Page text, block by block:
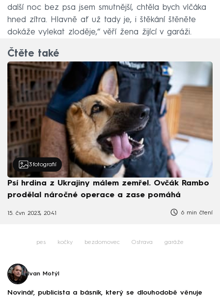
další noc bez psa jsem smutnější, chtěla bych vlčáka
hned zítra. Hlavně ať už tady je, i štěkání štěněte
dokáže vylekat zloděje,“ věří žena žijící v garáži.
Čtěte také
3 fotografií
Psí hrdina z Ukrajiny málem zemřel. Ovčák Rambo
prodělal náročné operace a zase pomáhá
15. čvn 2023, 20:41 6 min čtení
pes kočky bezdomovec Ostrava garáže
Ivan Motýl
Novinář, publicista a básník, který se dlouhodobě věnuje